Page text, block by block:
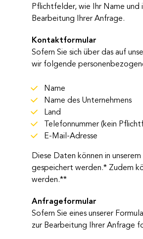
Pflichtfelder, wie Ihr Name und
Bearbeitung Ihrer Anfrage.
Kontaktformular
Sofern Sie sich über das auf
wir folgende
Name
Name des Unternehmens
Land
Telefonnummer (kein
E-Mail-Adresse
Diese Daten können in
gespeichert werden.* Zudem
werden.**
Anfrageformular​
Sofern Sie eines unserer
zur Bearbeitung Ihrer Anfrage